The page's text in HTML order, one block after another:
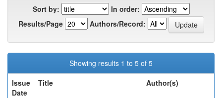
Sort by:
In order:
Results/Page
Authors/Record:
Showing results 1 to 5 of 5
Issue
Date
Title Author(s)